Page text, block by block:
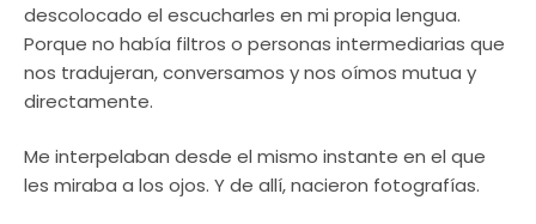
descolocado el escucharles en mi propia lengua.
Porque no había filtros o personas intermediarias que
nos tradujeran, conversamos y nos oímos mutua y
directamente.
Me interpelaban desde el mismo instante en el que
les miraba a los ojos. Y de allí, nacieron fotografías.